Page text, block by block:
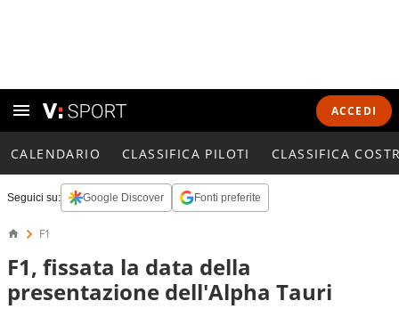
ACCEDI
CALENDARIO CLASSIFICA PILOTI CLASSIFICA
Seguici su: Google Discover Fonti preferite
F1
F1, fissata la data della
presentazione dell'Alpha Tauri